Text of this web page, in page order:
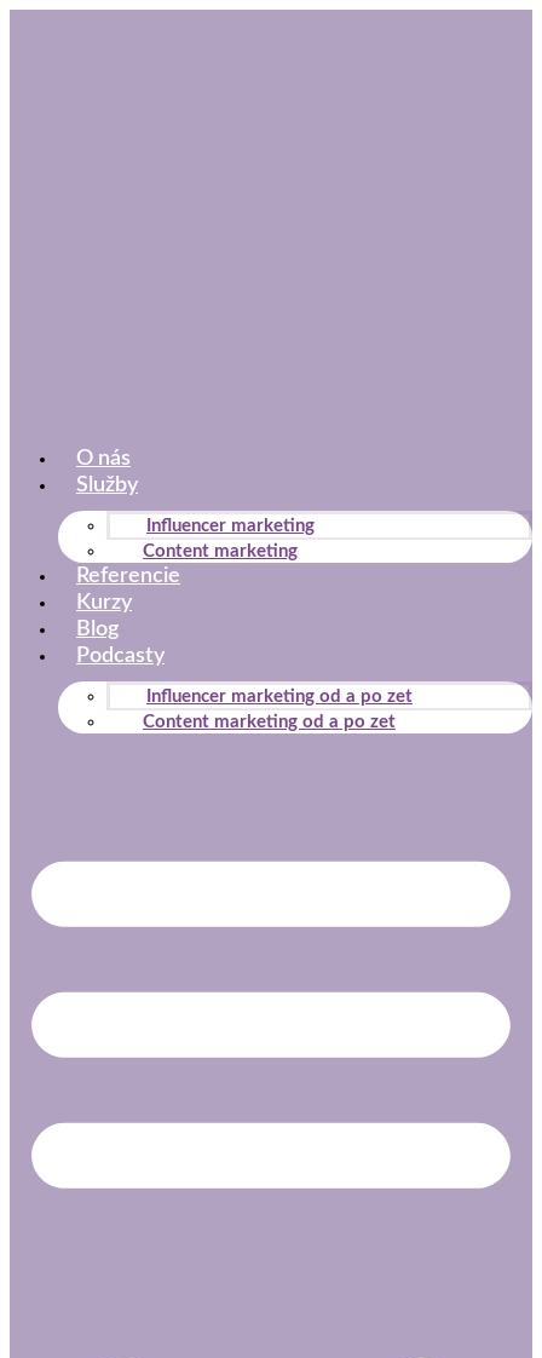
O nás
Služby
Influencer marketing
Content marketing
Referencie
Kurzy
Blog
Podcasty
Influencer marketing od a po zet
Content marketing od a po zet